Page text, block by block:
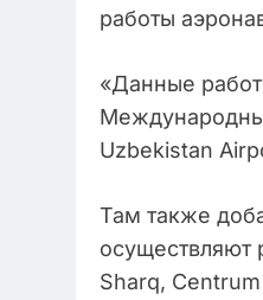
работы
«Данные
Uzbekistan
Там также
осуществляют
Sharq,